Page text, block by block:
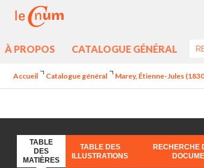
À PROPOS CATALOGUE GÉNÉRAL
Accueil Catalogue général Marey, Étienne-Jules
TABLE
DES
MATIÈRES
TABLE DES
ILLUSTRATIONS
RECHERCHE